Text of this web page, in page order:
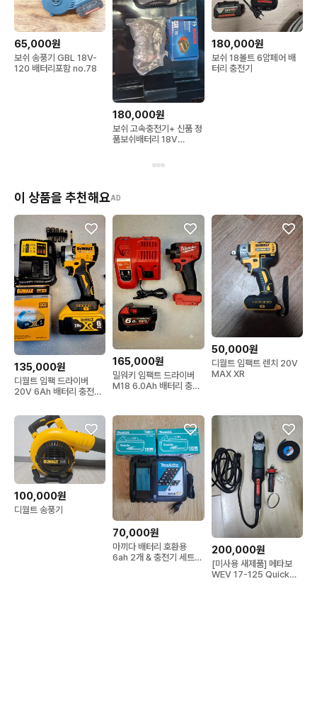
65,000원
보쉬 송풍기 GBL 18V-
120 배터리포함 no.78
180,000원
보쉬 고속충전기+ 신품 정
품보쉬배터리 18V
180,000원
보쉬 18볼트 6암페어 배
터리 충전기
이 상품을 추천해요AD
135,000원
디월트 임팩 드라이버
20V 6Ah 배터리 충전기
165,000원
밀워키 임팩트 드라이버
M18 6.0Ah 배터리 충전
50,000원
디월트 임팩트 렌치 20V
MAX XR
100,000원
디월트 송풍기
70,000원
마끼다 배터리 호환용
6ah 2개 & 충전기 세트
200,000원
[미사용 새제품] 메타보
WEV 17-125 Quick